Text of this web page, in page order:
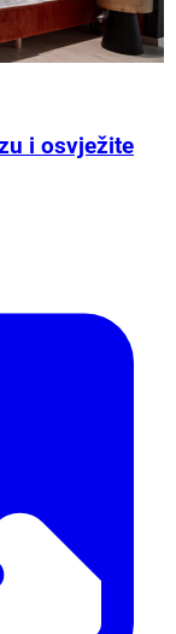
i osvježite